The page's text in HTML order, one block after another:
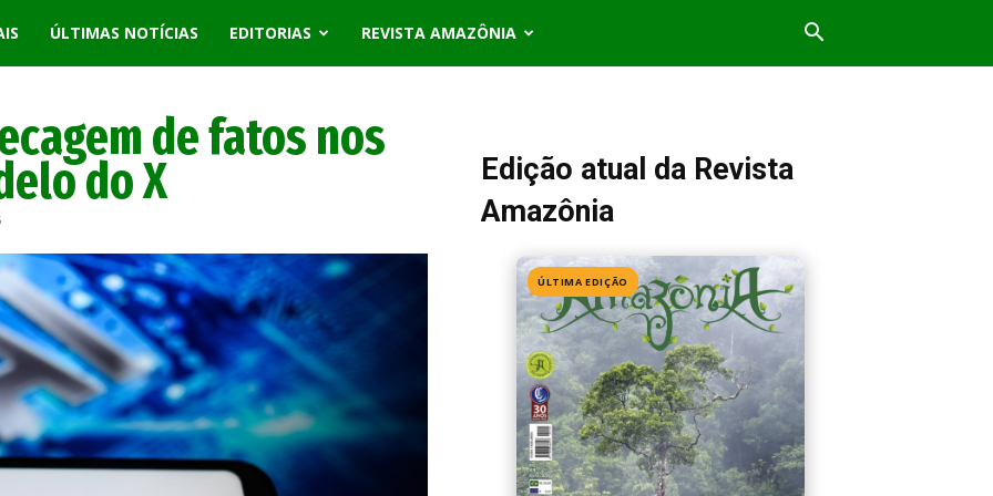
ÚLTIMAS NOTÍCIAS EDITORIAS REVISTA AMAZÔNIA
de fatos nos
do X
Edição atual da Revista
Amazônia
ÚLTIMA EDIÇÃO